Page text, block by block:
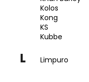
Kolos
Kong
KS
Kubbe
L Limpuro